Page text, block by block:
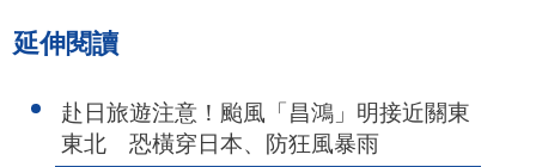
延伸閱讀
赴日旅遊注意！颱風「昌鴻」明接近關東
東北 恐橫穿日本、防狂風暴雨